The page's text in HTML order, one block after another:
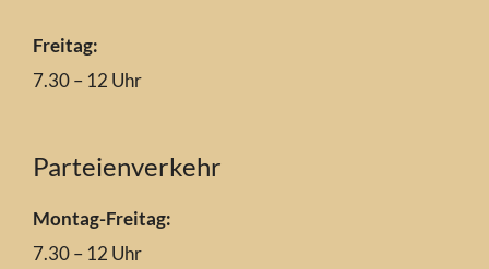
Freitag:
7.30 – 12 Uhr
Parteienverkehr
Montag-Freitag:
7.30 – 12 Uhr